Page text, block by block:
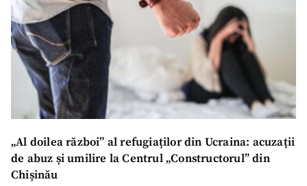
„Al doilea război” al refugiaților din Ucraina: acuzații
de abuz și umilire la Centrul „Constructorul” din
Chișinău